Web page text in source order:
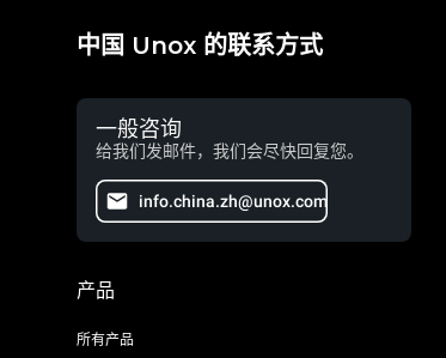
中国 Unox 的联系方式
一般咨询
给我们发邮件，我们会尽快回复您。
info.china.zh@unox.com
产品
所有产品